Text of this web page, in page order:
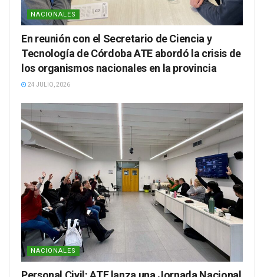
NACIONALES
En reunión con el Secretario de Ciencia y
Tecnología de Córdoba ATE abordó la crisis de
los organismos nacionales en la provincia
24 JULIO, 2026
NACIONALES